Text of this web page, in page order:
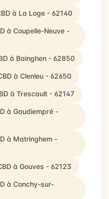
à La Loge - 62140
à Coupelle-Neuve -
à Bainghen - 62850
à Clenleu - 62650
à Trescault - 62147
à Gaudiempré -
à Matringhem -
à Gouves - 62123
à Conchy-sur-